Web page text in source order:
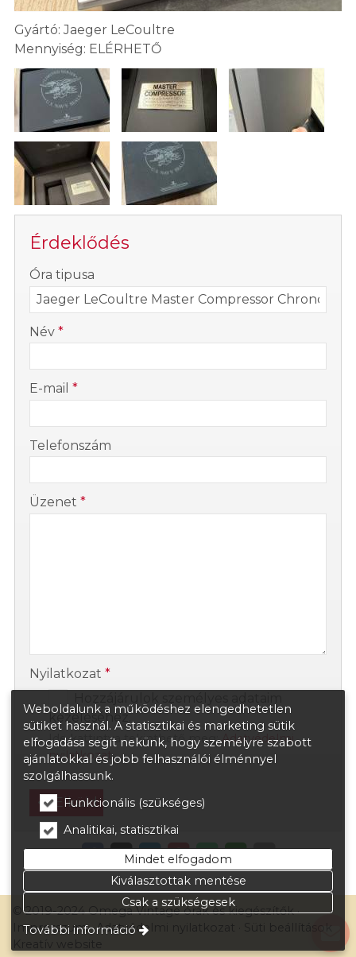
Gyártó: Jaeger LeCoultre
Mennyiség: ELÉRHETŐ
Érdeklődés
-
Óra tipusa
Név *
E-mail *
Telefonszám
Üzenet *
Nyilatkozat *
kezeléséhez.
Ide kattintva tekinthető meg:Adatvédelmi
nyilatkozat .
Elküld
© 2019-2024 Omega Vintage órák és kiegészítők
Impresszum
Adatvédelmi nyilatkozat
Weboldalunk a működéshez elengedhetetlen
sütiket használ. A statisztikai és marketing sütik
elfogadása segít nekünk, hogy személyre szabott
ajánlatokkal és jobb felhasználói élménnyel
szolgálhassunk.
Funkcionális (szükséges)
Analitikai, statisztikai
Mindet elfogadom
Kiválasztottak mentése
Csak a szükségesek
További információ